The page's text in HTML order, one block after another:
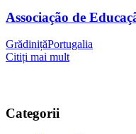
Associação de
GrădinițăPortugalia
Citiți mai mult
Categorii